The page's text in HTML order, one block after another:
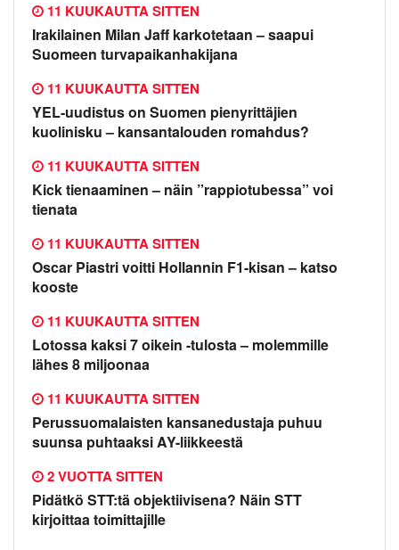
Irakilainen Milan Jaff karkotetaan – saapui
Suomeen turvapaikanhakijana
11 KUUKAUTTA SITTEN
YEL-uudistus on Suomen pienyrittäjien
kuolinisku – kansantalouden romahdus?
11 KUUKAUTTA SITTEN
Kick tienaaminen – näin ”rappiotubessa” voi
tienata
11 KUUKAUTTA SITTEN
Oscar Piastri voitti Hollannin F1-kisan – katso
kooste
11 KUUKAUTTA SITTEN
Lotossa kaksi 7 oikein -tulosta – molemmille
lähes 8 miljoonaa
11 KUUKAUTTA SITTEN
Perussuomalaisten kansanedustaja puhuu
suunsa puhtaaksi AY-liikkeestä
11 KUUKAUTTA SITTEN
Pidätkö STT:tä objektiivisena? Näin STT
kirjoittaa toimittajille
2 VUOTTA SITTEN